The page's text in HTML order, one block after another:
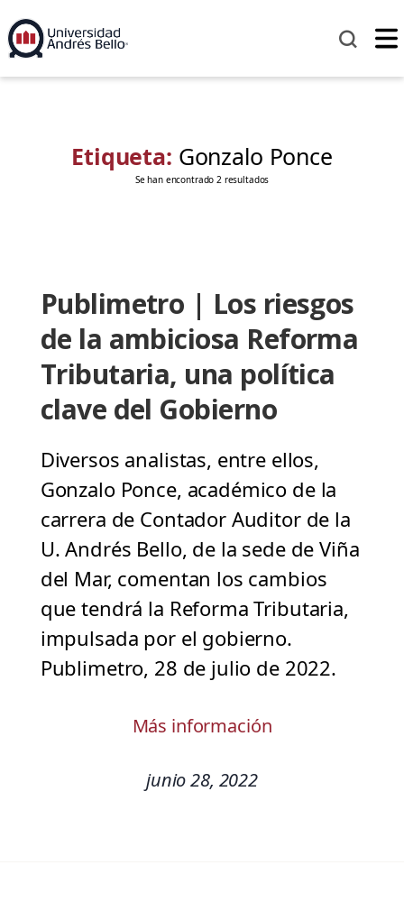
Etiqueta: Gonzalo Ponce
Se han encontrado 2 resultados
Publimetro | Los riesgos
de la ambiciosa Reforma
Tributaria, una política
clave del Gobierno
Diversos analistas, entre ellos,
Gonzalo Ponce, académico de la
carrera de Contador Auditor de la
U. Andrés Bello, de la sede de Viña
del Mar, comentan los cambios
que tendrá la Reforma Tributaria,
impulsada por el gobierno.
Publimetro, 28 de julio de 2022.
Más información
junio 28, 2022